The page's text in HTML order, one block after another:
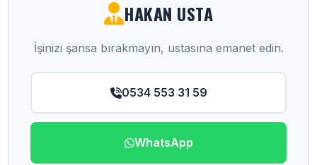
HAKAN USTA
İşinizi şansa bırakmayın, ustasına emanet edin.
0534 553 31 59
WhatsApp